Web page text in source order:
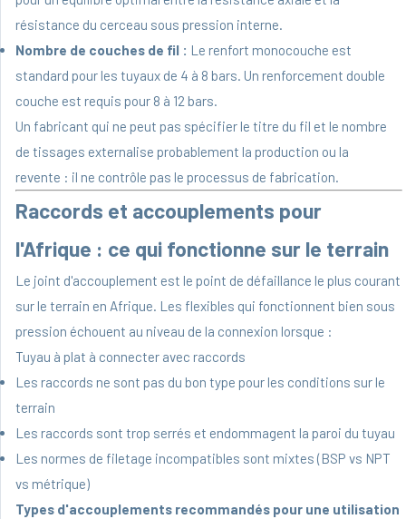
résistance du cerceau sous pression interne.
Nombre de couches de fil : Le renfort monocouche est
standard pour les tuyaux de 4 à 8 bars. Un renforcement double
couche est requis pour 8 à 12 bars.
Un fabricant qui ne peut pas spécifier le titre du fil et le nombre
de tissages externalise probablement la production ou la
revente : il ne contrôle pas le processus de fabrication.
Raccords et accouplements pour
l'Afrique : ce qui fonctionne sur le terrain
Le joint d'accouplement est le point de défaillance le plus courant
sur le terrain en Afrique. Les flexibles qui fonctionnent bien sous
pression échouent au niveau de la connexion lorsque :
Tuyau à plat à connecter avec raccords
Les raccords ne sont pas du bon type pour les conditions sur le
terrain
Les raccords sont trop serrés et endommagent la paroi du tuyau
Les normes de filetage incompatibles sont mixtes (BSP vs NPT
vs métrique)
Types d'accouplements recommandés pour une utilisation